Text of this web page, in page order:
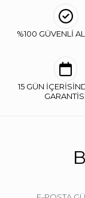
%100 GÜVENLİ
15 GÜN